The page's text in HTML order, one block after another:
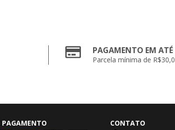
PAGAMENTO EM ATÉ
Parcela mínima de
PAGAMENTO
CONTATO